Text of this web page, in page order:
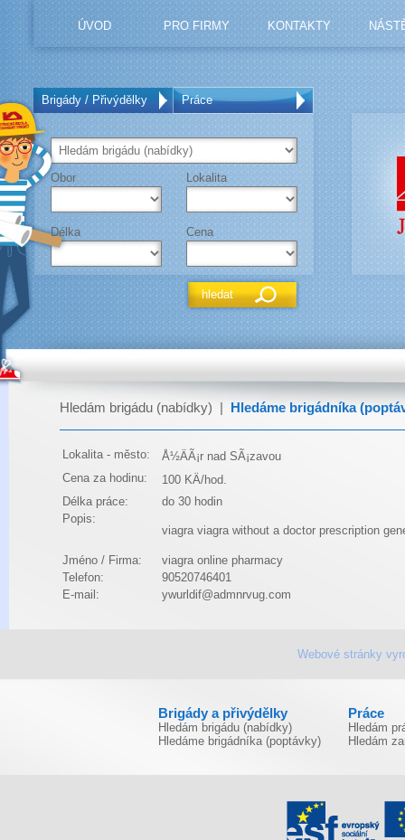
ÚVOD PRO FIRMY KONTAKTY
Brigády / Přivýdělky Práce
Obor Lokalita
Délka Cena
Hledám brigádu (nabídky) Hledáme brigádníka
Lokalita - město:
Å½ÄÃ¡r nad SÃ¡zavou
Cena za hodinu:
100 KÄ/hod.
Délka práce:
do 30 hodin
Popis:
viagra viagra without a doctor prescription
Jméno / Firma:
viagra online pharmacy
Telefon:
90520746401
E-mail:
ywurldif@admnrvug.com
Webové stránky
Brigády a přivýdělky
Hledám brigádu (nabídky)
Hledáme brigádníka (poptávky)
Práce
Hledám
Hledám